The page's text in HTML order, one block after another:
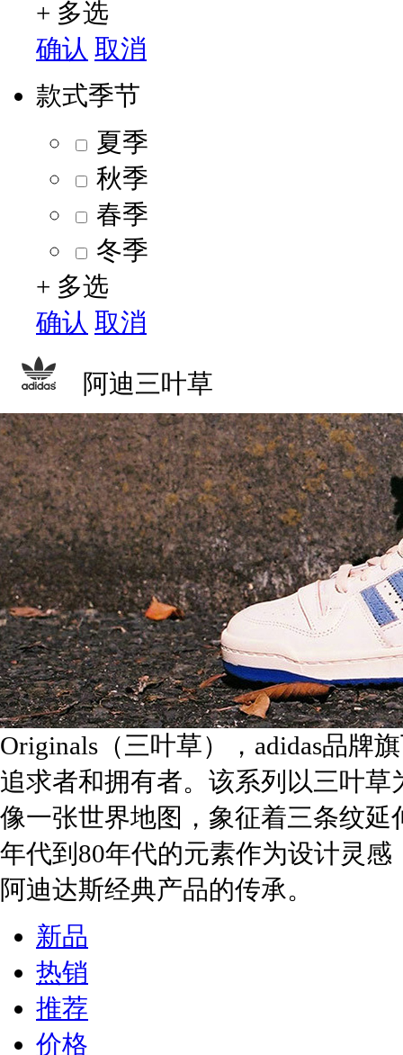
+ 多选
确认 取消
款式季节
夏季
秋季
春季
冬季
+ 多选
确认 取消
阿迪三叶草
Originals（三叶草），adidas品牌
追求者和拥有者。该系列以三叶
像一张世界地图，象征着三条纹
年代到80年代的元素作为设计灵感
阿迪达斯经典产品的传承。
新品
热销
推荐
价格